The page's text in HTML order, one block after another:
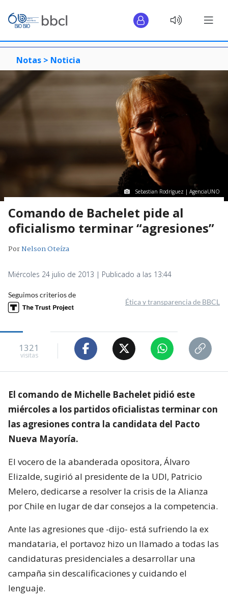
Notas > Noticia
Sebastian Rodríguez | AgenciaUNO
Comando de Bachelet pide al
oficialismo terminar “agresiones”
PorNelson Oteíza
Miércoles 24 julio de 2013 | Publicado a las 13:44
Seguimos criterios de
Ética y transparencia de BBCL
1321
visitas
El comando de Michelle Bachelet pidió este
miércoles a los partidos oficialistas terminar con
las agresiones contra la candidata del Pacto
Nueva Mayoría.
El vocero de la abanderada opositora, Álvaro
Elizalde, sugirió al presidente de la UDI, Patricio
Melero, dedicarse a resolver la crisis de la Alianza
por Chile en lugar de dar consejos a la competencia.
Ante las agresiones que -dijo- está sufriendo la ex
mandataria, el portavoz hizo un llamado a todas las
candidaturas presidenciales a desarrollar una
campaña sin descalificaciones y cuidando el
lenguaje.